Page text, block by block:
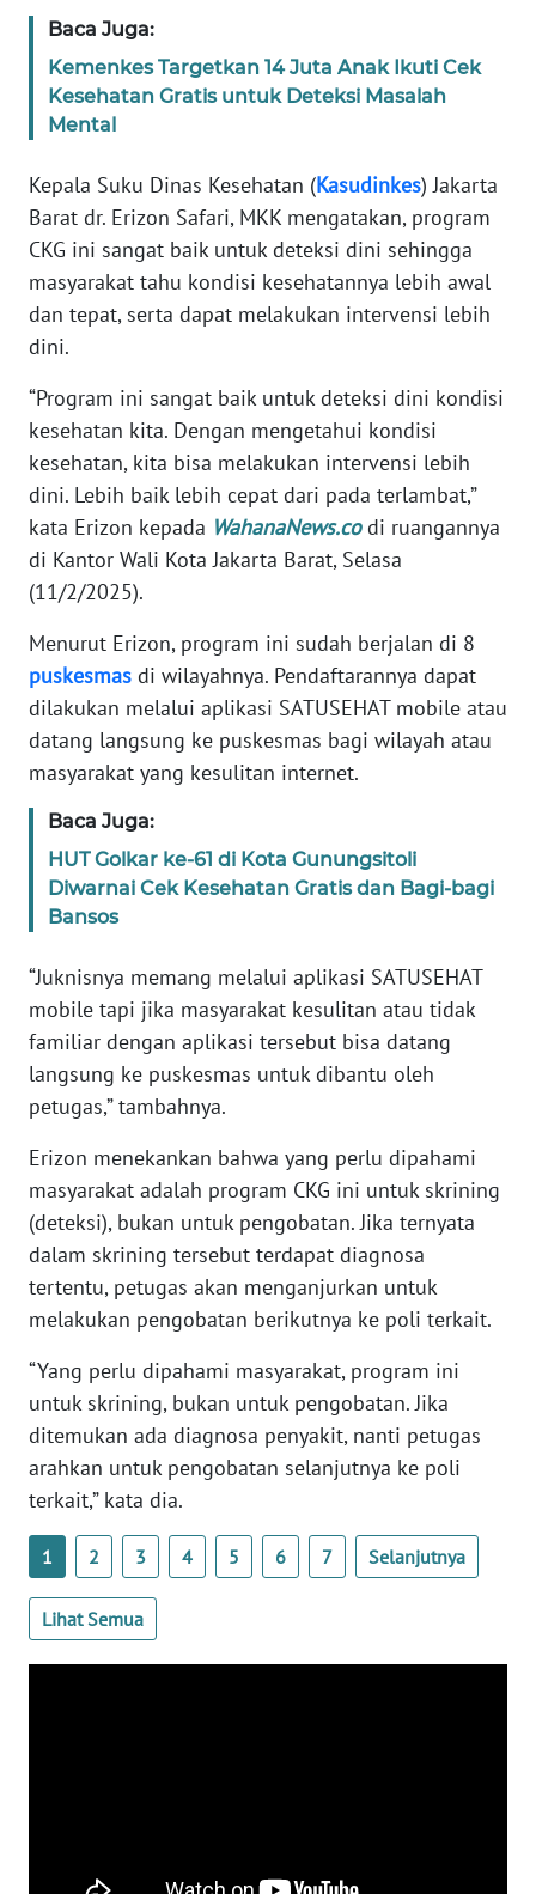
Baca Juga:
Kemenkes Targetkan 14 Juta Anak Ikuti Cek
Kesehatan Gratis untuk Deteksi Masalah
Mental
Kepala Suku Dinas Kesehatan (Kasudinkes) Jakarta
Barat dr. Erizon Safari, MKK mengatakan, program
CKG ini sangat baik untuk deteksi dini sehingga
masyarakat tahu kondisi kesehatannya lebih awal
dan tepat, serta dapat melakukan intervensi lebih
dini.
“Program ini sangat baik untuk deteksi dini kondisi
kesehatan kita. Dengan mengetahui kondisi
kesehatan, kita bisa melakukan intervensi lebih
dini. Lebih baik lebih cepat dari pada terlambat,”
kata Erizon kepada WahanaNews.codi ruangannya
di Kantor Wali Kota Jakarta Barat, Selasa
(11/2/2025).
Menurut Erizon, program ini sudah berjalan di 8
puskesmas di wilayahnya. Pendaftarannya dapat
dilakukan melalui aplikasi SATUSEHAT mobile atau
datang langsung ke puskesmas bagi wilayah atau
masyarakat yang kesulitan internet.
Baca Juga:
HUT Golkar ke-61 di Kota Gunungsitoli
Diwarnai Cek Kesehatan Gratis dan Bagi-bagi
Bansos
“Juknisnya memang melalui aplikasi SATUSEHAT
mobile tapi jika masyarakat kesulitan atau tidak
familiar dengan aplikasi tersebut bisa datang
langsung ke puskesmas untuk dibantu oleh
petugas,” tambahnya.
Erizon menekankan bahwa yang perlu dipahami
masyarakat adalah program CKG ini untuk skrining
(deteksi), bukan untuk pengobatan. Jika ternyata
dalam skrining tersebut terdapat diagnosa
tertentu, petugas akan menganjurkan untuk
melakukan pengobatan berikutnya ke poli terkait.
“Yang perlu dipahami masyarakat, program ini
untuk skrining, bukan untuk pengobatan. Jika
ditemukan ada diagnosa penyakit, nanti petugas
arahkan untuk pengobatan selanjutnya ke poli
terkait,” kata dia.
1 2 3 4 5 6 7 Selanjutnya
Lihat Semua
TENTANG
KAMI
MEDIA
SIBER
REDAKSI
KARIR
DISCLAIMER
Wahana
News
Regional
SUMUT
WN
JAKARTA
WN
JABAR
BANTEN
WN
WN
KEPRI
WN
WN
PAPUA
BARAT
WN
RIAU
WN
SERAMBI
JAMBI
WN
SULTRA
WN